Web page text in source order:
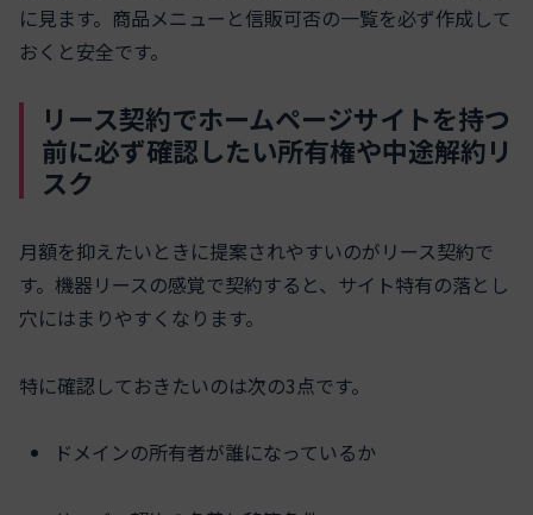
に見ます。商品メニューと信販可否の一覧を必ず作成して
おくと安全です。
リース契約でホームページサイトを持つ
前に必ず確認したい所有権や中途解約リ
スク
月額を抑えたいときに提案されやすいのがリース契約で
す。機器リースの感覚で契約すると、サイト特有の落とし
穴にはまりやすくなります。
特に確認しておきたいのは次の3点です。
ドメインの所有者が誰になっているか